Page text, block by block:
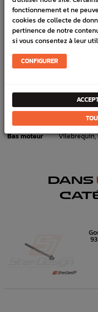
LIVRAISON
VÉHICULES COMPATIBLE
Marque :SUBARU
Bas moteur
DANS
fonctionnement et ne
cookies de collecte de
pertinence de notre
si vous consentez à leur
CONFIGURER